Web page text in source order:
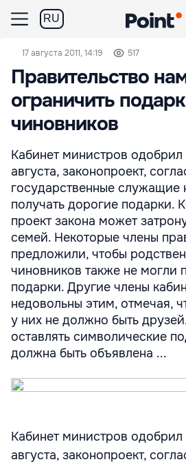
RU
17 августа 2011, 14:19 517
Правительство
ограничить
чиновников
Кабинет министров одобрил
августа, законопроект,
государственные служащие
получать дорогие подарки.
проект закона может
семей. Некоторые члены
предложили, чтобы
чиновников также не могли
подарки. Другие члены
недовольны этим, отмечая,
у них не должно быть
оставлять символические
должна быть объявлена ...
Кабинет министров одобрил
августа, законопроект,